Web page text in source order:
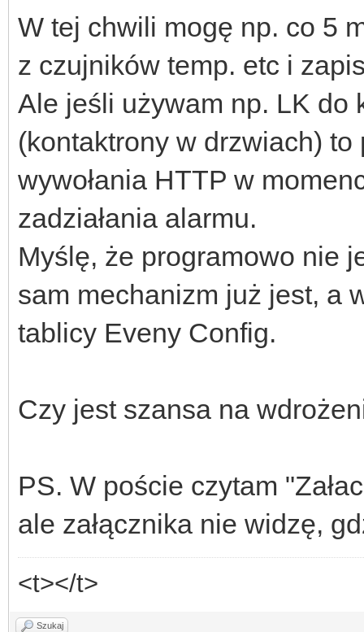
W tej chwili mogę np. co 5
z czujników temp. etc i
Ale jeśli używam np. LK do
(kontaktrony w drzwiach) to
wywołania HTTP w
zadziałania alarmu.
Myślę, że programowo nie
sam mechanizm już jest, a
tablicy Eveny Config.
Czy jest szansa na
PS. W poście czytam
ale załącznika nie widzę,
<t></t>
Szukaj